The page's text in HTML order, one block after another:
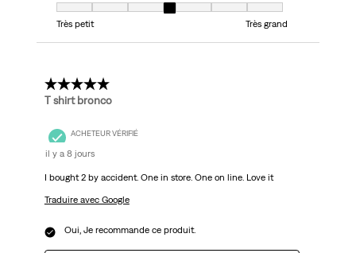
Taille, 4 sur 7, où 1 est égal à Très petit et 7 est égal à Très grand
Très petit
Très grand
5 étoile(s) sur 5.
T shirt bronco
ACHETEUR VÉRIFIÉ
il y a 8 jours
I bought 2 by accident. One in store. One on line. Love it
Traduire avec Google
Oui, Je recommande ce produit.